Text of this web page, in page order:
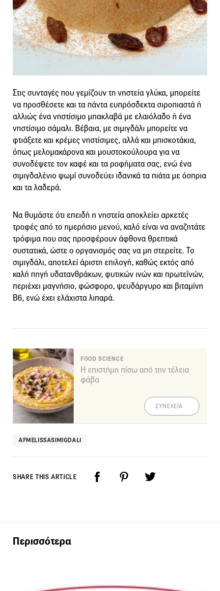
Στις συνταγές που γεμίζουν τη νηστεία γλύκα, μπορείτε
να προσθέσετε και τα πάντα ευπρόσδεκτα σιροπιαστά ή
αλλιώς ένα νηστίσιμο μπακλαβά με ελαιόλαδο ή ένα
νηστίσιμο σάμαλι. Βέβαια, με σιμιγδάλι μπορείτε να
φτιάξετε και κρέμες νηστίσιμες, αλλά και μπισκοτάκια,
όπως μελομακάρονα και μουστοκούλουρα για να
συνοδέψετε τον καφέ και τα ροφήματα σας, ενώ ένα
σιμιγδαλένιο ψωμί συνοδεύει ιδανικά τα πιάτα με όσπρια
και τα λαδερά.
Να θυμάστε ότι επειδή η νηστεία αποκλείει αρκετές
τροφές από το ημερήσιο μενού, καλό είναι να αναζητάτε
τρόφιμα που σας προσφέρουν άφθονα θρεπτικά
συστατικά, ώστε ο οργανισμός σας να μη στερείτε. Το
σιμιγδάλι, αποτελεί άριστη επιλογή, καθώς εκτός από
καλή πηγή υδατανθράκων, φυτικών ινών και πρωτεϊνών,
περιέχει μαγνήσιο, φώσφορο, ψευδάργυρο και βιταμίνη
Β6, ενώ έχει ελάχιστα λιπαρά.
FOOD SCIENCE
Η επιστήμη πίσω από την τέλεια
φάβα
ΣΥΝΕΧΕΙΑ
AFMELISSASIMIGDALI
SHARE THIS ARTICLE
Περισσότερα